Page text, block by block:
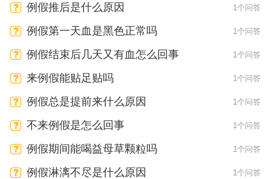
例假推后是什么原因 1个问答
例假第一天血是黑色正常吗 1个问答
例假结束后几天又有血怎么回事 1个问答
来例假能贴足贴吗 1个问答
例假总是提前来什么原因 1个问答
不来例假是怎么回事 1个问答
例假期间能喝益母草颗粒吗 1个问答
例假淋漓不尽是什么原因 1个问答